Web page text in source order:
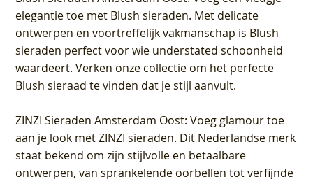
elegantie toe met Blush sieraden. Met delicate
ontwerpen en voortreffelijk vakmanschap is Blush
sieraden perfect voor wie understated schoonheid
waardeert. Verken onze collectie om het perfecte
Blush sieraad te vinden dat je stijl aanvult.
ZINZI Sieraden Amsterdam Oost: Voeg glamour toe
aan je look met ZINZI sieraden. Dit Nederlandse merk
staat bekend om zijn stijlvolle en betaalbare
ontwerpen, van sprankelende oorbellen tot verfijnde